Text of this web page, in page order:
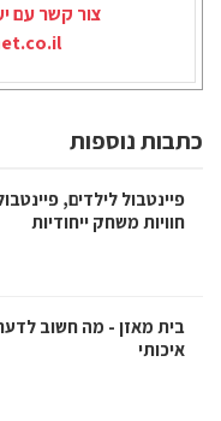
צור קשר עם
כתבות נוספות
פיינטבול לילדים,
חוויות משחק ייחודיות
בית מאזן - מה חשוב
איכותי